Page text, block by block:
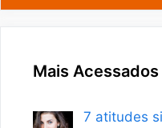
Mais Acessados
7 atitudes